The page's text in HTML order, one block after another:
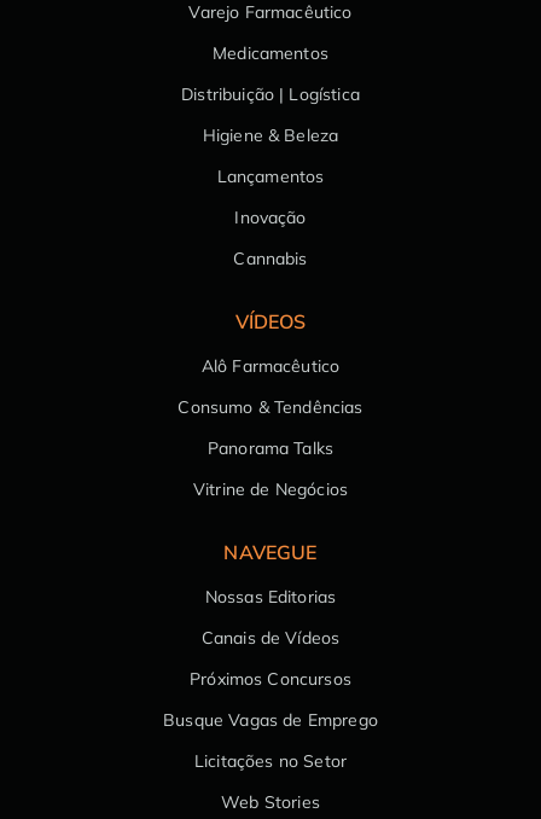
Varejo Farmacêutico
Medicamentos
Distribuição | Logística
Higiene & Beleza
Lançamentos
Inovação
Cannabis
VÍDEOS
Alô Farmacêutico
Consumo & Tendências
Panorama Talks
Vitrine de Negócios
NAVEGUE
Nossas Editorias
Canais de Vídeos
Próximos Concursos
Busque Vagas de Emprego
Licitações no Setor
Web Stories